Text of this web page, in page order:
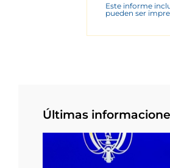
Este informe
pueden ser
Últimas